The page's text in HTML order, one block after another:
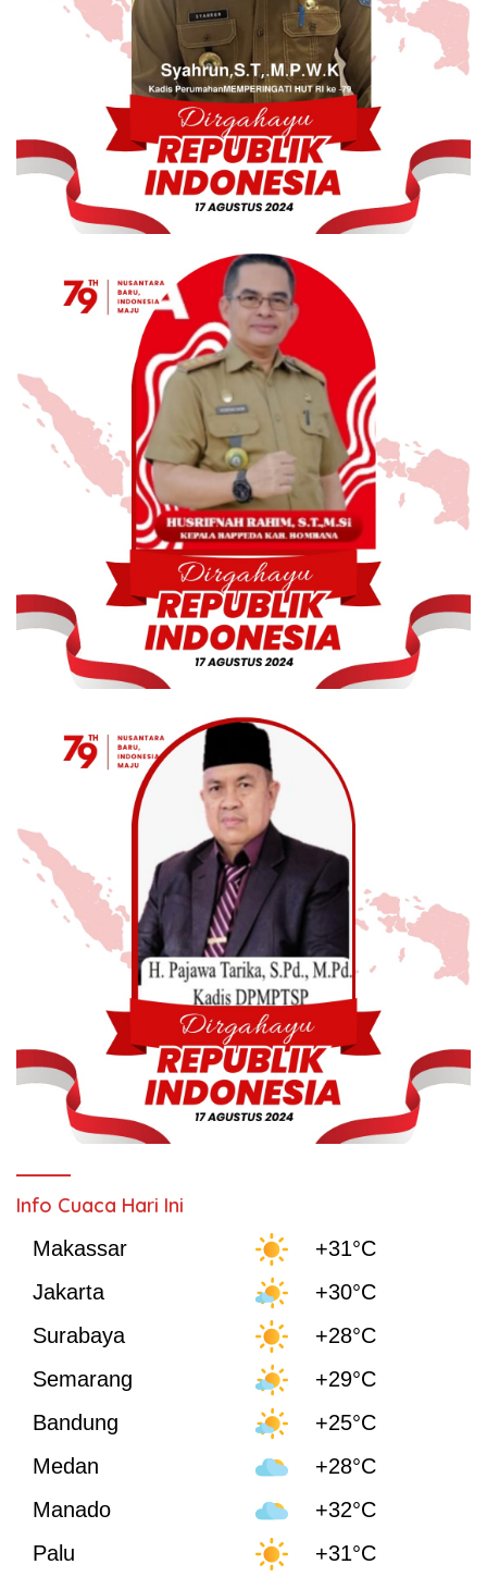
Info Cuaca Hari Ini
Makassar
+31°C
Jakarta
+30°C
Surabaya
+28°C
Semarang
+29°C
Bandung
+25°C
Medan
+28°C
Manado
+32°C
Palu
+31°C